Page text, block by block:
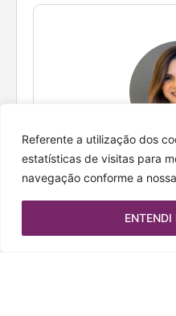
Referente a utilização dos
estatísticas de visitas para
navegação conforme a nossa
ENTENDI